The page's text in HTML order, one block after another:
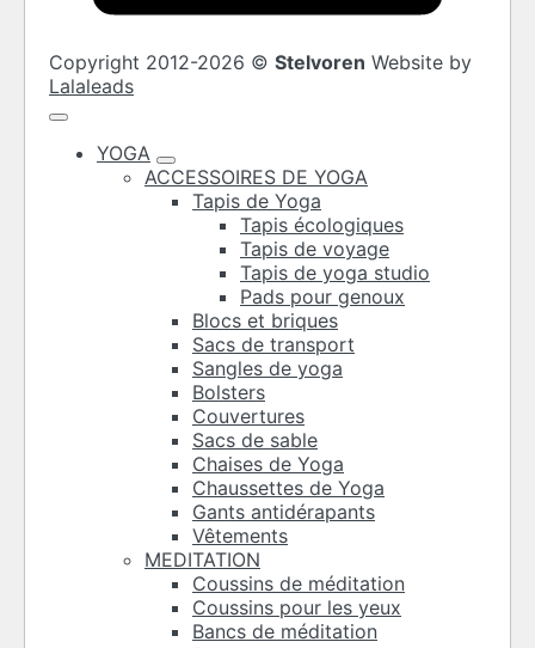
Copyright 2012-2026 © Stelvoren Website by
Lalaleads
YOGA
ACCESSOIRES DE YOGA
Tapis de Yoga
Tapis écologiques
Tapis de voyage
Tapis de yoga studio
Pads pour genoux
Blocs et briques
Sacs de transport
Sangles de yoga
Bolsters
Couvertures
Sacs de sable
Chaises de Yoga
Chaussettes de Yoga
Gants antidérapants
Vêtements
MEDITATION
Coussins de méditation
Coussins pour les yeux
Bancs de méditation